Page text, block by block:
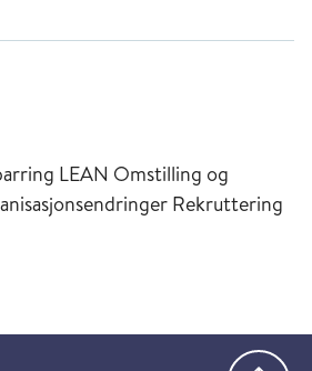
LEAN Omstilling og
Rekruttering